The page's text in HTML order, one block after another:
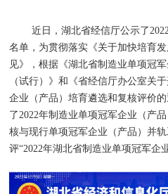
近日，湖北省经信厅公示了
名单，为贯彻落实《关于加快培育
见》，根据《湖北省制造业单项冠
（试行）》和《省经信厅办公室关
企业（产品）培育遴选和复核评价
了2022年制造业单项冠军企业（产
核与现行单项冠军企业（产品）并
评“2022年湖北省制造业单项冠军企业